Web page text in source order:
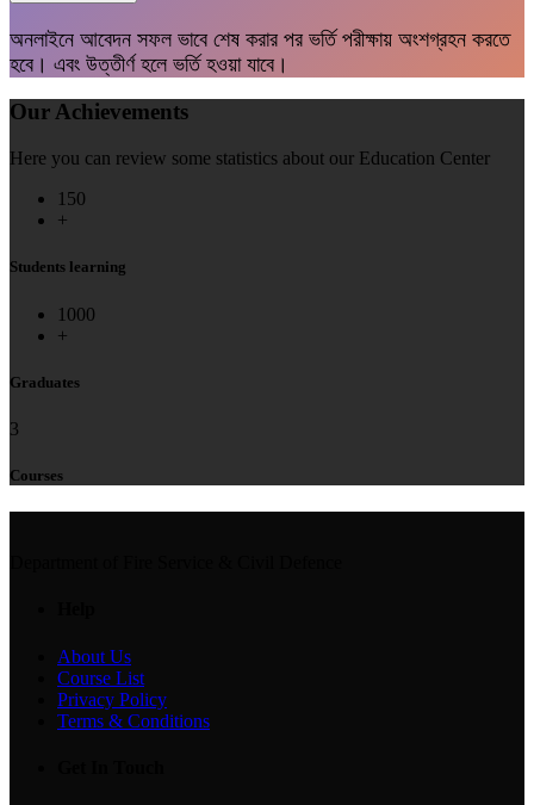
অনলাইনে আবেদন সফল ভাবে শেষ করার পর ভর্তি পরীক্ষায় অংশগ্রহন করতে
হবে। এবং উত্তীর্ণ হলে ভর্তি হওয়া যাবে।
Our Achievements
Here you can review some statistics about our Education Center
150
+
Students learning
1000
+
Graduates
3
Courses
About Us
Course List
Privacy Policy
Terms & Conditions